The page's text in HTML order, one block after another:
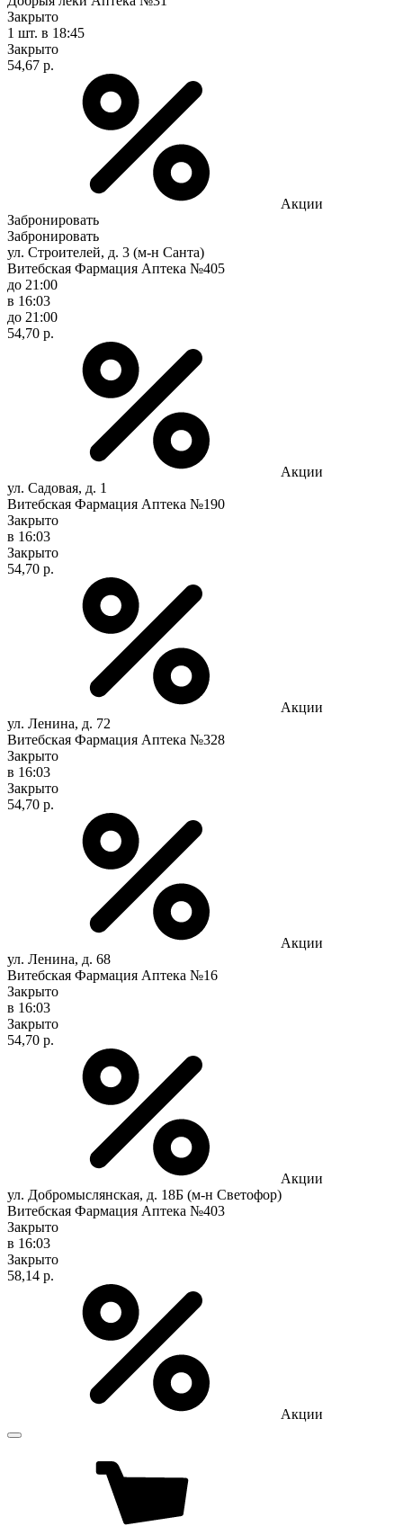
Закрыто
1 шт. в 18:45
Закрыто
54,67 р.
Акции
Забронировать
Забронировать
ул. Строителей, д. 3 (м-н Санта)
Витебская Фармация Аптека №405
до 21:00
в 16:03
до 21:00
54,70 р.
Акции
ул. Садовая, д. 1
Витебская Фармация Аптека №190
Закрыто
в 16:03
Закрыто
54,70 р.
Акции
ул. Ленина, д. 72
Витебская Фармация Аптека №328
Закрыто
в 16:03
Закрыто
54,70 р.
Акции
ул. Ленина, д. 68
Витебская Фармация Аптека №16
Закрыто
в 16:03
Закрыто
54,70 р.
Акции
ул. Добромыслянская, д. 18Б (м-н Светофор)
Витебская Фармация Аптека №403
Закрыто
в 16:03
Закрыто
58,14 р.
Акции